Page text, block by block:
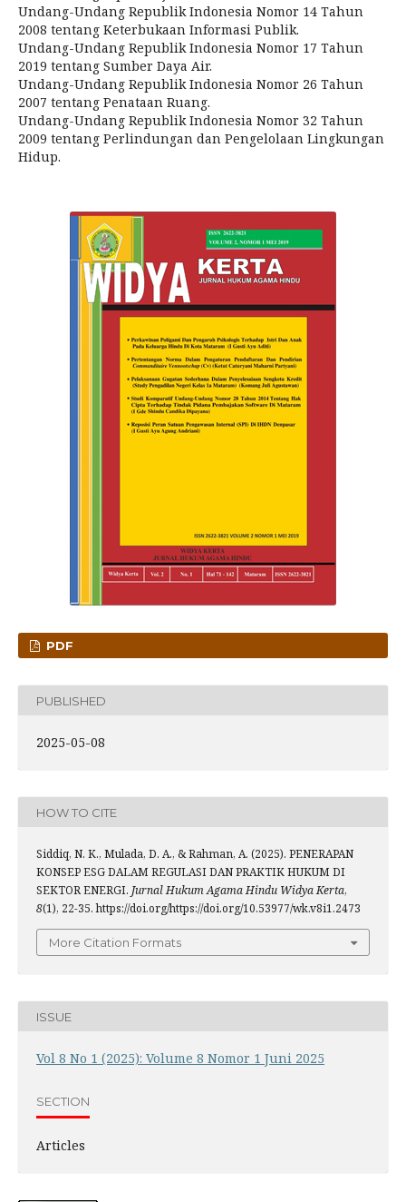
Undang-Undang Republik Indonesia Nomor 14 Tahun
2008 tentang Keterbukaan Informasi Publik.
Undang-Undang Republik Indonesia Nomor 17 Tahun
2019 tentang Sumber Daya Air.
Undang-Undang Republik Indonesia Nomor 26 Tahun
2007 tentang Penataan Ruang.
Undang-Undang Republik Indonesia Nomor 32 Tahun
2009 tentang Perlindungan dan Pengelolaan Lingkungan
Hidup.
PDF
PUBLISHED
2025-05-08
HOW TO CITE
Siddiq, N. K., Mulada, D. A., & Rahman, A. (2025). PENERAPAN
KONSEP ESG DALAM REGULASI DAN PRAKTIK HUKUM DI
SEKTOR ENERGI. Jurnal Hukum Agama Hindu Widya Kerta,
8(1), 22-35. https://doi.org/https://doi.org/10.53977/wk.v8i1.2473
More Citation Formats
ISSUE
Vol 8 No 1 (2025): Volume 8 Nomor 1 Juni 2025
SECTION
Articles